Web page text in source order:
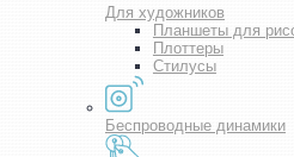
Для художников
Планшеты для
Плоттеры
Стилусы
Беспроводные динамики